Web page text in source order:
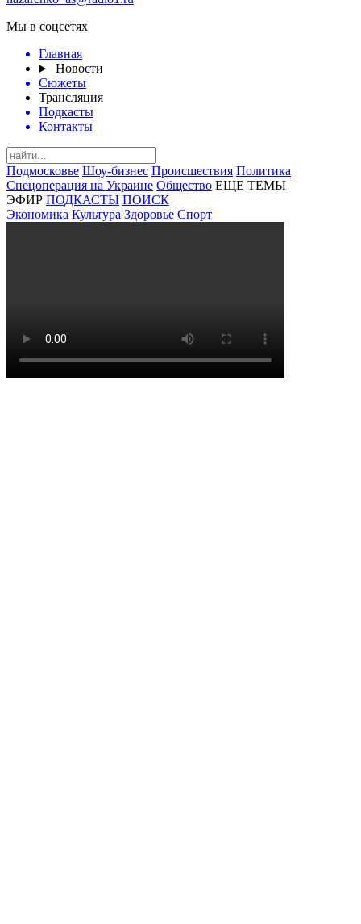
Мы в соцсетях
Главная
Новости
Сюжеты
Трансляция
Подкасты
Контакты
Подмосковье Шоу-бизнес Происшествия Политика
Спецоперация на Украине Общество ЕЩЕ ТЕМЫ
ЭФИР ПОДКАСТЫ ПОИСК
Экономика Культура Здоровье Спорт